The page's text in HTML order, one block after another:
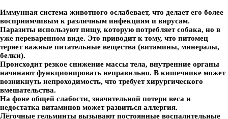
Иммунная система животного ослабевает, что делает его более
восприимчивым к различным инфекциям и вирусам.
Паразиты используют пищу, которую потребляет собака, но в
уже переваренном виде. Это приводит к тому, что питомец
теряет важные питательные вещества (витамины, минералы,
белки).
Происходит резкое снижение массы тела, внутренние органы
начинают функционировать неправильно. В кишечнике может
возникнуть непроходимость, что требует хирургического
вмешательства.
На фоне общей слабости, значительной потери веса и
недостатка витаминов может развиться аллергия.
Лёгочные гельминты вызывают постоянные воспалительные